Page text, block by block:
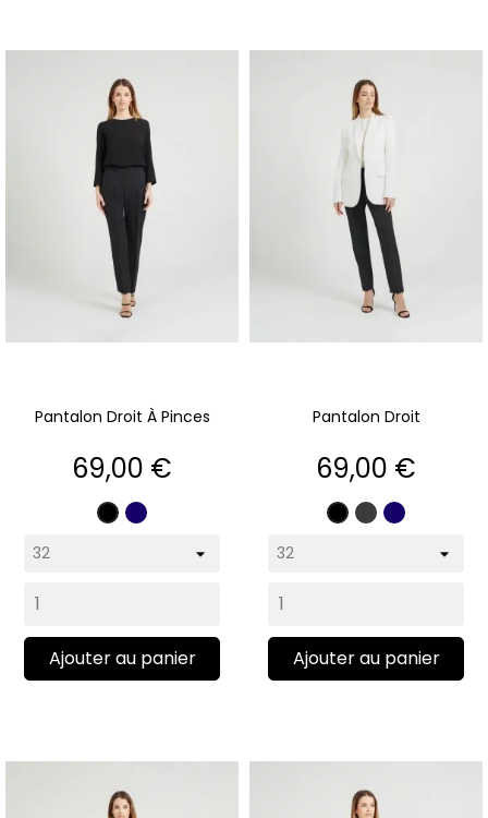
Pantalon Droit À Pinces
Prix
69,00 €
NoirMarine
Ajouter au panier
Pantalon Droit
Prix
69,00 €
NoirGrisMarine
Ajouter au panier